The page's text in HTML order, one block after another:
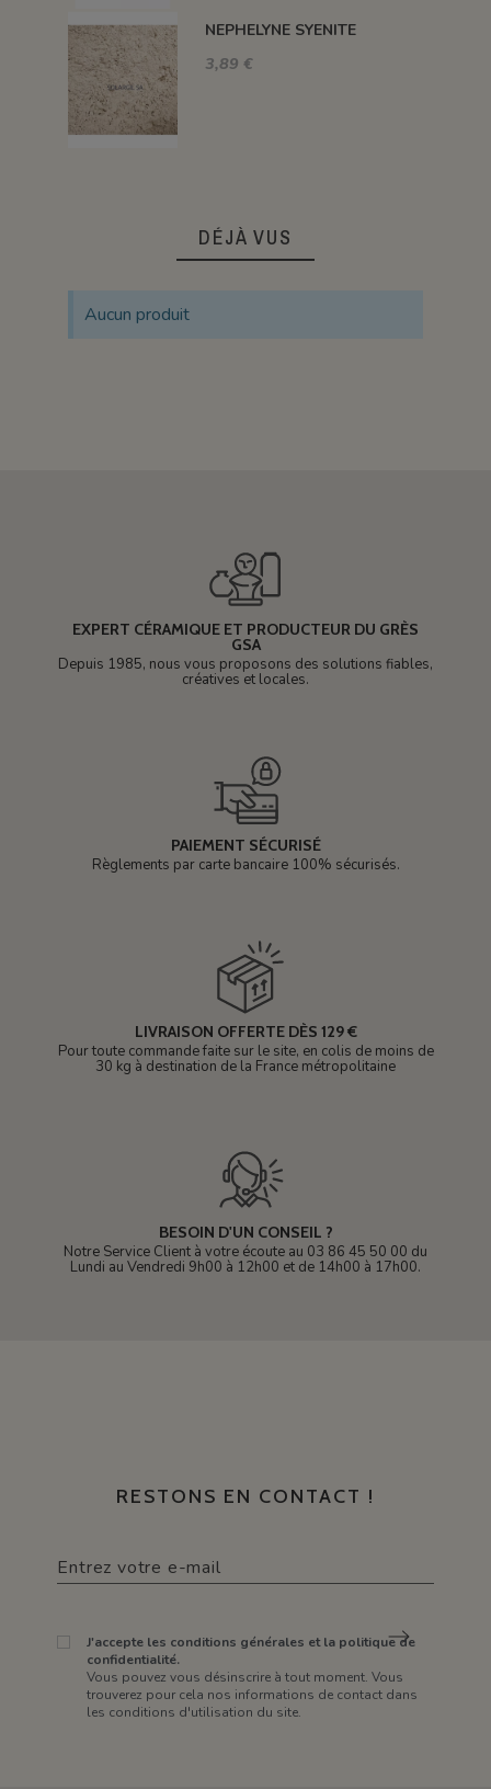
NEPHELYNE SYENITE
3,89 €
DÉJÀ VUS
Aucun produit
EXPERT CÉRAMIQUE ET PRODUCTEUR DU GRÈS
GSA
Depuis 1985, nous vous proposons des solutions fiables,
créatives et locales.
PAIEMENT SÉCURISÉ
Règlements par carte bancaire 100% sécurisés.
LIVRAISON OFFERTE DÈS 129 €
Pour toute commande faite sur le site, en colis de moins de
30 kg à destination de la France métropolitaine
BESOIN D'UN CONSEIL ?
Notre Service Client à votre écoute au 03 86 45 50 00 du
Lundi au Vendredi 9h00 à 12h00 et de 14h00 à 17h00.
RESTONS EN CONTACT !
J'accepte les conditions générales et la politique de
confidentialité.
Vous pouvez vous désinscrire à tout moment. Vous
trouverez pour cela nos informations de contact dans
les conditions d'utilisation du site.